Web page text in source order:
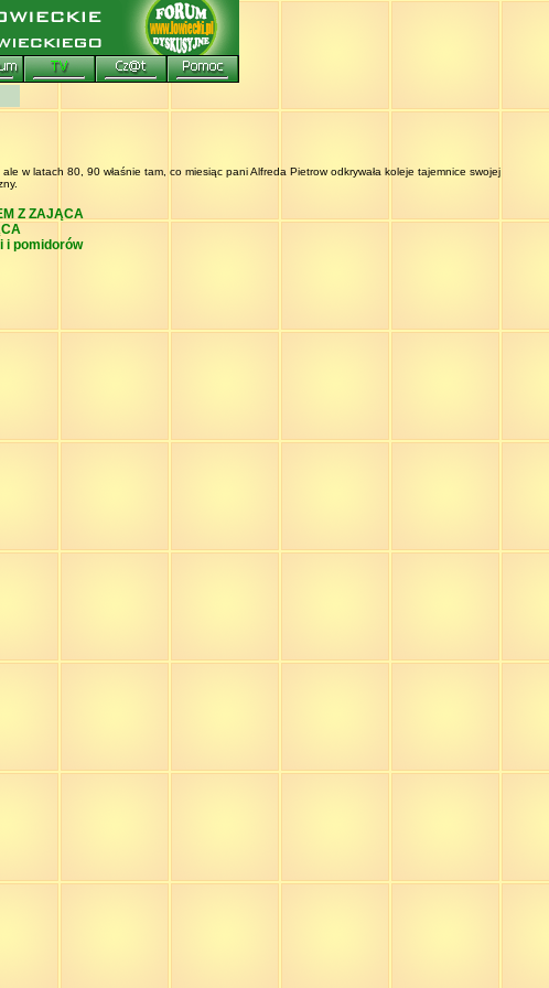
w latach 80, 90 właśnie tam, co miesiąc pani Alfreda Pietrow odkrywała koleje tajemnice swojej
Z ZAJĄCA
i pomidorów